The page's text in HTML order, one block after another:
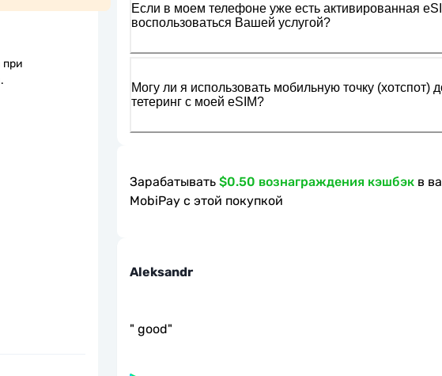
при
Если в моем телефоне уже есть активированная
воспользоваться Вашей услугой?
Могу ли я использовать мобильную точку (хотспот)
тетеринг с моей eSIM?
Зарабатывать $0.50 вознаграждения кэшбэк в
MobiPay с этой покупкой
Aleksandr
" good"